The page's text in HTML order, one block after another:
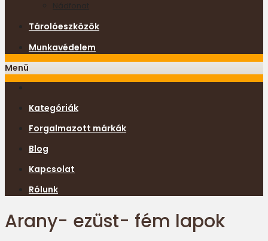
Tárolóeszközök
Munkavédelem
Menü
Kategóriák
Forgalmazott márkák
Blog
Kapcsolat
Rólunk
Arany- ezüst- fém lapok